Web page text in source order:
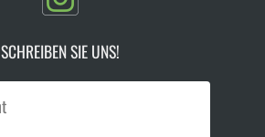
SCHREIBEN SIE UNS!